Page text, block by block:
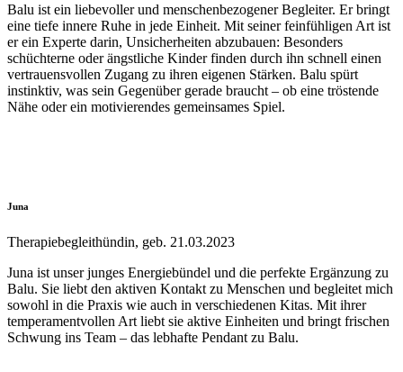
Balu ist ein liebevoller und menschenbezogener Begleiter. Er bringt
eine tiefe innere Ruhe in jede Einheit. Mit seiner feinfühligen Art ist
er ein Experte darin, Unsicherheiten abzubauen: Besonders
schüchterne oder ängstliche Kinder finden durch ihn schnell einen
vertrauensvollen Zugang zu ihren eigenen Stärken. Balu spürt
instinktiv, was sein Gegenüber gerade braucht – ob eine tröstende
Nähe oder ein motivierendes gemeinsames Spiel.
Juna
Therapiebegleithündin, geb. 21.03.2023
Juna ist unser junges Energiebündel und die perfekte Ergänzung zu
Balu. Sie liebt den aktiven Kontakt zu Menschen und begleitet mich
sowohl in die Praxis wie auch in verschiedenen Kitas. Mit ihrer
temperamentvollen Art liebt sie aktive Einheiten und bringt frischen
Schwung ins Team – das lebhafte Pendant zu Balu.